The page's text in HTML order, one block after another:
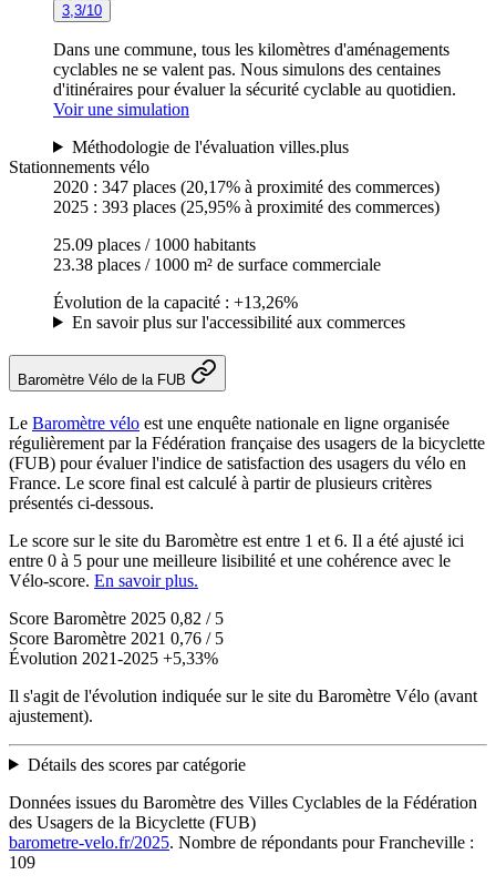
3,3/10
Dans une commune, tous les kilomètres d'aménagements
cyclables ne se valent pas. Nous simulons des centaines
d'itinéraires pour évaluer la sécurité cyclable au quotidien.
Voir une simulation
Méthodologie de l'évaluation villes.plus
Stationnements vélo
2020 : 347 places (20,17% à proximité des commerces)
2025 : 393 places (25,95% à proximité des commerces)
25.09 places / 1000 habitants
23.38 places / 1000 m² de surface commerciale
Évolution de la capacité : +13,26%
En savoir plus sur l'accessibilité aux commerces
Baromètre Vélo de la FUB
Le Baromètre vélo est une enquête nationale en ligne organisée
régulièrement par la Fédération française des usagers de la bicyclette
(FUB) pour évaluer l'indice de satisfaction des usagers du vélo en
France. Le score final est calculé à partir de plusieurs critères
présentés ci-dessous.
Le score sur le site du Baromètre est entre 1 et 6. Il a été ajusté ici
entre 0 à 5 pour une meilleure lisibilité et une cohérence avec le
Vélo-score. En savoir plus.
Score Baromètre 2025 0,82 / 5
Score Baromètre 2021 0,76 / 5
Évolution 2021-2025 +5,33%
Il s'agit de l'évolution indiquée sur le site du Baromètre Vélo (avant
ajustement).
Détails des scores par catégorie
Données issues du Baromètre des Villes Cyclables de la Fédération
des Usagers de la Bicyclette (FUB)
barometre-velo.fr/2025. Nombre de répondants pour Francheville :
109